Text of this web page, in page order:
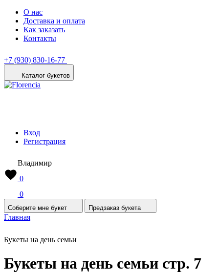
О нас
Доставка и оплата
Как заказать
Контакты
+7 (930) 830-16-77
Каталог букетов
Вход
Регистрация
Владимир
0
0
Соберите мне букет Предзаказ букета
Главная
Букеты на день семьи
Букеты на день семьи стр. 7